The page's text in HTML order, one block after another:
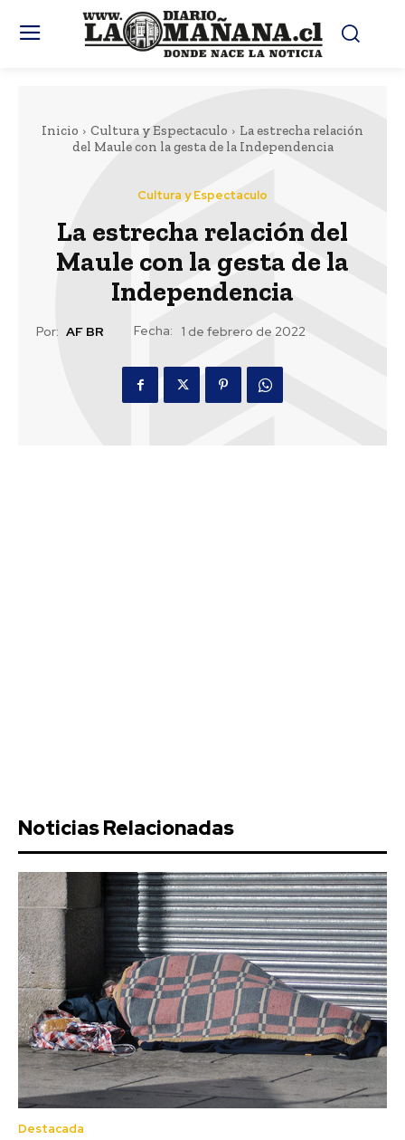
Inicio Cultura y Espectaculo
La estrecha relación
del Maule con la gesta de la Independencia
Cultura y Espectaculo
La estrecha relación del
Maule con la gesta de la
Independencia
Por: AF BR Fecha: 1 de febrero de 2022
Noticias Relacionadas
Destacada